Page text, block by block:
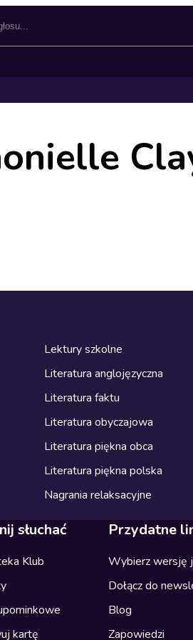
Lektury szkolne
Literatura anglojęzyczna
Literatura faktu
Literatura obyczajowa
Literatura piękna obca
Literatura piękna polska
Nagrania relaksacyjne
słuchać
Klub
kartę
Przydatne
Wybierz wersję
Dołącz do
Blog
Zapowiedzi